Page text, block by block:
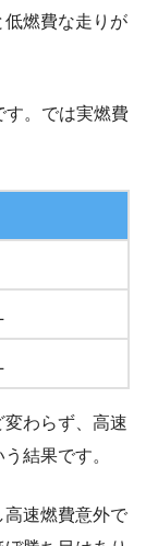
燃費な走りが
す。では実燃費
わらず、高速
結果です。
高速燃費意外で